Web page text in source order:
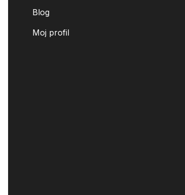
Blog
Moj profil